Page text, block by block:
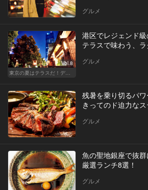
グルメ
Vol.8
港区でレジェンド
テラスで味わう、
グルメ
残暑を乗り切るパ
きってのド迫力な
グルメ
魚の聖地銀座で抜
厳選ランチ8選！
グルメ